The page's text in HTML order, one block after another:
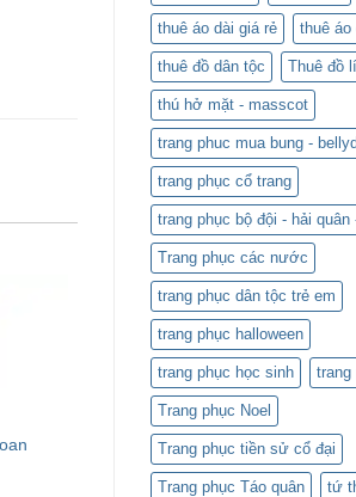
thuê áo dài giá rẻ thuê áo
thuê đồ dân tộc Thuê đồ
thú hở mặt - masscot
trang phuc mua bung -
trang phục cổ trang
trang phục bộ đội - hải quân
Trang phục các nước
trang phục dân tộc trẻ em
trang phục halloween
trang phục học sinh trang
Trang phục Noel
Trang phục tiền sử cổ đại
Trang phục Táo quân tứ